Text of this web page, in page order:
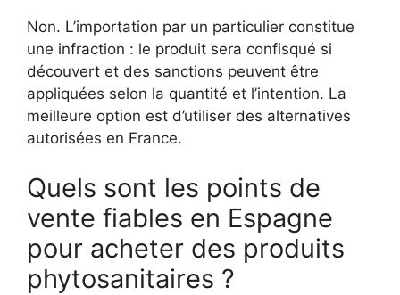
Non. L’importation par un particulier constitue
une infraction : le produit sera confisqué si
découvert et des sanctions peuvent être
appliquées selon la quantité et l’intention. La
meilleure option est d’utiliser des alternatives
autorisées en France.
Quels sont les points de
vente fiables en Espagne
pour acheter des produits
phytosanitaires ?